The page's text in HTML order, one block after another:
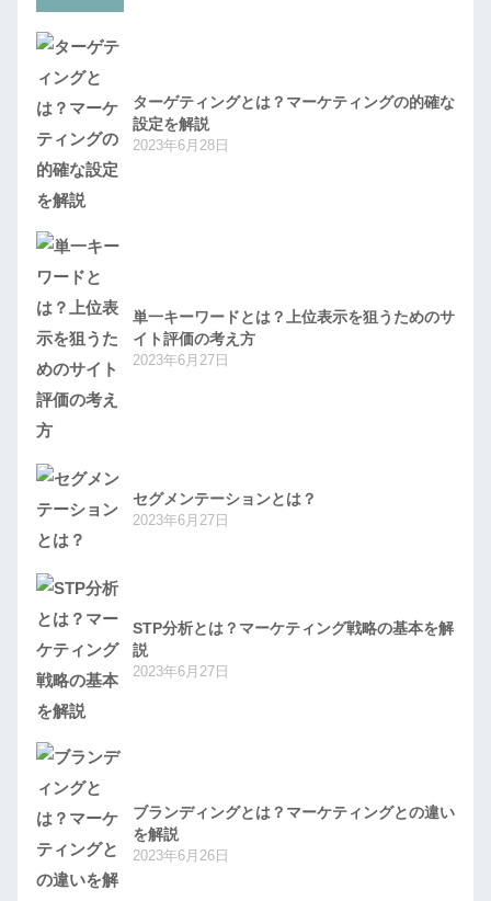
ターゲティングとは？マーケティングの的確な
設定を解説
2023年6月28日
単一キーワードとは？上位表示を狙うためのサ
イト評価の考え方
2023年6月27日
セグメンテーションとは？
2023年6月27日
STP分析とは？マーケティング戦略の基本を解
説
2023年6月27日
ブランディングとは？マーケティングとの違い
を解説
2023年6月26日